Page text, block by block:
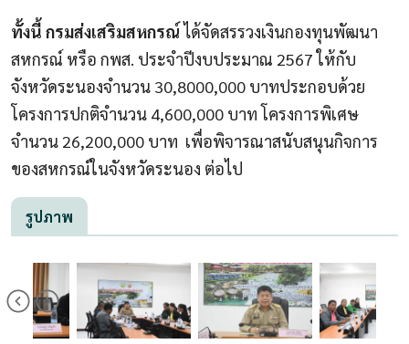
ทั้งนี้ กรมส่งเสริมสหกรณ์ ได้จัดสรรวงเงินกองทุนพัฒนา
สหกรณ์ หรือ กพส. ประจำปีงบประมาณ 2567 ให้กับ
จังหวัดระนองจำนวน 30,8000,000 บาทประกอบด้วย
โครงการปกติจำนวน 4,600,000 บาท โครงการพิเศษ
จำนวน 26,200,000 บาท เพื่อพิจารณาสนับสนุนกิจการ
ของสหกรณ์ในจังหวัดระนอง ต่อไป
รูปภาพ